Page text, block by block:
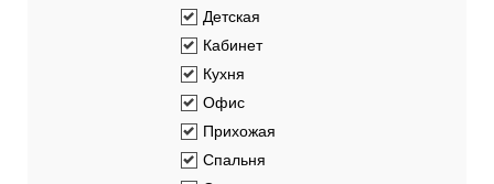
Детская
Кабинет
Кухня
Офис
Прихожая
Спальня